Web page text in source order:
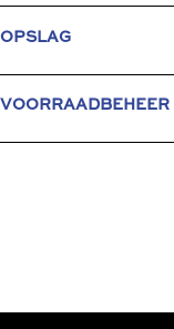
OPSLAG
VOORRAADBEHEER